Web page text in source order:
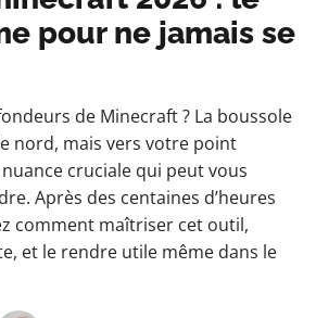
pour ne jamais se
de Minecraft ? La boussole
nord, mais vers votre point
cruciale qui peut vous
Après des centaines d’heures
comment maîtriser cet outil,
et le rendre utile même dans le